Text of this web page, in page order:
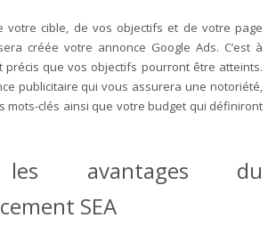
votre cible, de vos objectifs et de votre page
créée votre annonce Google Ads. C’est à
précis que vos objectifs pourront être atteints.
publicitaire qui vous assurera une notoriété,
mots-clés ainsi que votre budget qui définiront
avantages du
SEA